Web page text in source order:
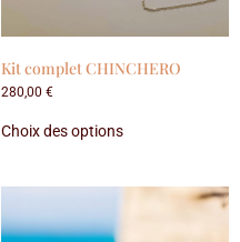
Kit complet CHINCHERO
280,00 €
Choix des options